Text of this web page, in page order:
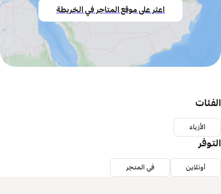
اعثر على موقع المتاجر في الخريطة
الفئات
الأزياء
التوفر
أونلاين في المتجر